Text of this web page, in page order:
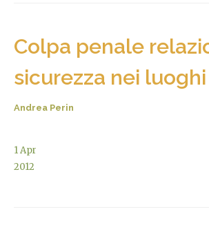
Colpa penale
sicurezza nei
Andrea Perin
1Apr
2012